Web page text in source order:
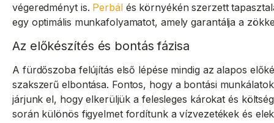
végeredményt is. Perbálés környékén szerzett
egy optimális munkafolyamatot, amely garantálja a
Az előkészítés és bontás fázisa
A fürdőszoba felújítás első lépése mindig az alapos
szakszerű elbontása. Fontos, hogy a bontási
járjunk el, hogy elkerüljük a felesleges károkat és
során különös figyelmet fordítunk a vízvezetékek és